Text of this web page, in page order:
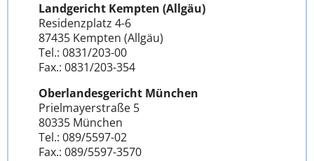
Landgericht Kempten (Allgäu)
Residenzplatz 4-6
87435 Kempten (Allgäu)
Tel.: 0831/203-00
Fax.: 0831/203-354
Oberlandesgericht München
Prielmayerstraße 5
80335 München
Tel.: 089/5597-02
Fax.: 089/5597-3570